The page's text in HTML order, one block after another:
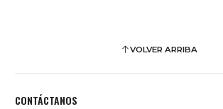
VOLVER ARRIBA
CONTÁCTANOS